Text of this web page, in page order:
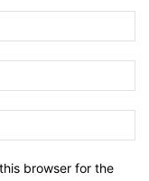
browser for the